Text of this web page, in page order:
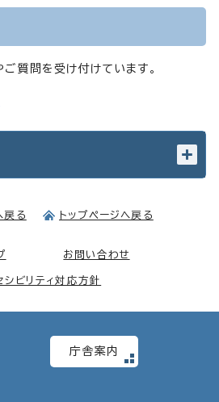
質問を受け付けています。
戻る トップページへ戻る
お問い合わせ
シビリティ対応方針
庁舎案内